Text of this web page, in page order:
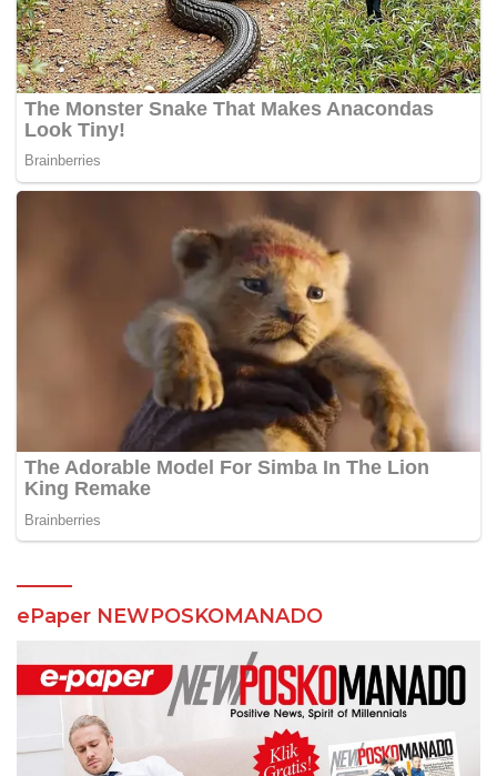
ePaper NEWPOSKOMANADO